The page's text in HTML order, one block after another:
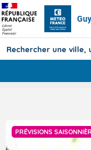
PRÉVISIONS